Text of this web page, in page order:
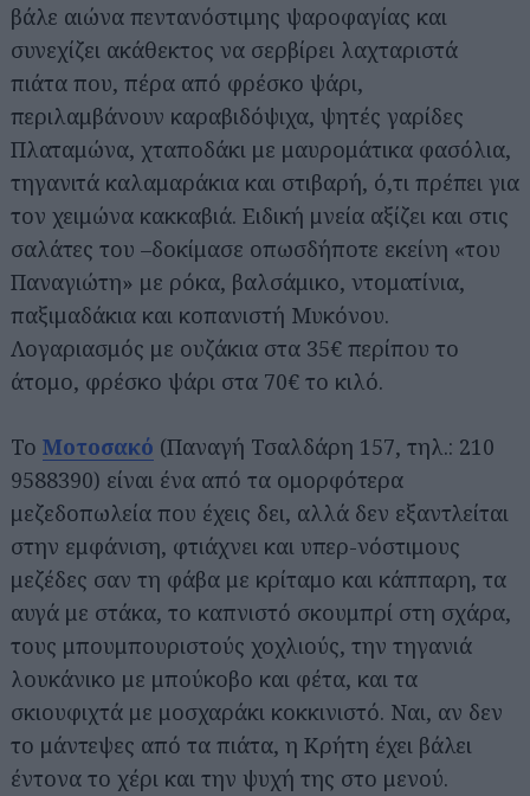
βάλε αιώνα πεντανόστιμης ψαροφαγίας και
συνεχίζει ακάθεκτος να σερβίρει λαχταριστά
πιάτα που, πέρα από φρέσκο ψάρι,
περιλαμβάνουν καραβιδόψιχα, ψητές γαρίδες
Πλαταμώνα, χταποδάκι με μαυρομάτικα φασόλια,
τηγανιτά καλαμαράκια και στιβαρή, ό,τι πρέπει για
τον χειμώνα κακκαβιά. Ειδική μνεία αξίζει και στις
σαλάτες του –δοκίμασε οπωσδήποτε εκείνη «του
Παναγιώτη» με ρόκα, βαλσάμικο, ντοματίνια,
παξιμαδάκια και κοπανιστή Μυκόνου.
Λογαριασμός με ουζάκια στα 35€ περίπου το
άτομο, φρέσκο ψάρι στα 70€ το κιλό.
Το Μοτοσακό (Παναγή Τσαλδάρη 157, τηλ.: 210
9588390) είναι ένα από τα ομορφότερα
μεζεδοπωλεία που έχεις δει, αλλά δεν εξαντλείται
στην εμφάνιση, φτιάχνει και υπερ-νόστιμους
μεζέδες σαν τη φάβα με κρίταμο και κάππαρη, τα
αυγά με στάκα, το καπνιστό σκουμπρί στη σχάρα,
τους μπουμπουριστούς χοχλιούς, την τηγανιά
λουκάνικο με μπούκοβο και φέτα, και τα
σκιουφιχτά με μοσχαράκι κοκκινιστό. Ναι, αν δεν
το μάντεψες από τα πιάτα, η Κρήτη έχει βάλει
έντονα το χέρι και την ψυχή της στο μενού.